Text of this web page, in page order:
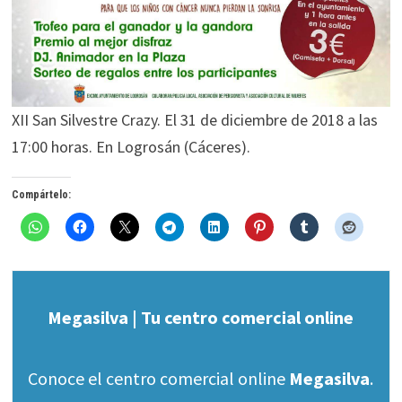
XII San Silvestre Crazy. El 31 de diciembre de 2018 a las
17:00 horas. En Logrosán (Cáceres).
Compártelo:
Megasilva | Tu centro comercial online
Conoce el centro comercial online Megasilva.